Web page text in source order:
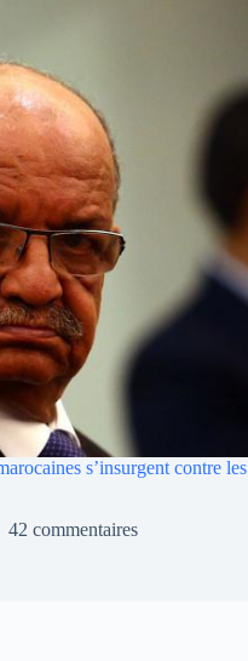
s’insurgent contre les
42 commentaires